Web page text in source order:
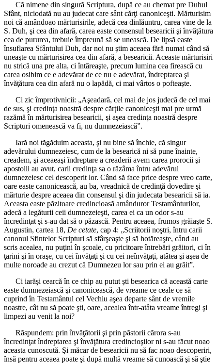
Că nimene din singură Scriptura, după ce au chemat pre Duhul
Sfânt, niciodată nu au judecat care sânt cărţi canoniceşti. Mărturisim
noi că amândoao mărturisirile, adecă cea dinlăuntru, carea vine de la
S. Duh, şi cea din afară, carea easte consensul besearicii şi învăţătura
cea de pururea, trebuie împreună să se unească. De lipsă easte
însuflarea Sfântului Duh, dar noi nu ştim aceaea fără numai când să
uneaşte cu mărturisirea cea din afară, a besearicii. Aceaste mărturisiri
nu strică una pre alta, ci întăreaşte, precum lumina cea firească cu
carea osibim ce e adevărat de ce nu e adevărat, îndreptarea şi
învăţătura cea din afară nu o lapădă, ci mai vârtos o pofteaşte.
Ci zic împrotivnicii: „Aşeadară, cel mai de jos judecă de cel mai
de sus, şi credinţa noastră despre cărţile canoniceşti mai pre urmă
razămă în mărturisirea besearicii, şi aşea credinţa noastră despre
Scripturi omenească va fi, nu dumnezeiască”.
Iară noi tăgăduim aceasta, şi nu bine să închie, că singur
adevărului dumnezeiesc, cum de la besearică ni să pune înainte,
creadem, şi aceaeaşi îndreptare a creaderii avem carea prorocii şi
apostolii au avut, carii credinţa sa o răzâma întru adevărul
dumnezeiesc cel descoperit lor. Când să face price despre vreo carte,
oare easte canonicească, au ba, vreadnică de credinţă dovedire şi
mărturie despre aceaea din consensul şi din judecata besearicii să ia.
Aceasta easte păzitoare credincioasă amânduror Testamânturilor,
adecă a legăturii ceii dumnezeieşti, carea ei ca un odor s-au
încredinţat şi s-au dat să o păzască. Pentru aceaea, frumos grăiaşte S.
Augustin, cartea 18, De cetate, cap 4: „Scriitorii noştri, întru carii
canonul Sfintelor Scripturi să sfârşeaşte şi să hotăreaşte, când au
scris acealea, nu puţini în şcoale, cu pricitoare întrebări grăitori, ci în
ţarini şi în oraşe, cu cei învăţaţi şi cu cei neînvăţaţi, atâtea şi aşea de
multe noroade au crezut că Dumnezeu lor sau prin ei au grăit”.
Ci iarăşi cearcă în ce chip au putut şti besearica că această carte
easte dumnezeiască şi canonicească, de vreame ce ceale ce să
cuprind în Testamântul cel Vechiu aşea departe sânt de vremile
noastre, cât nu să poate şti, oare, acealea într-atâta vreame întregi şi
limpezi au venit la noi?
Răspundem: prin învăţătorii şi prin păstorii cărora s-au
încredinţat îndreptarea şi învăţătura credincioşilor ni s-au făcut noao
aceasta cunoscută. Şi măcar de besearicii nu să fac noao descoperiri,
însă pentru aceaea poate şi după multă vreame să cunoască şi să ştie